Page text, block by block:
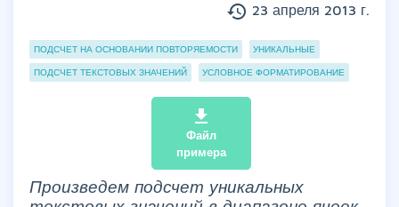
history 23 апреля 2013 г.
Группы статей
ПОДСЧЕТ НА ОСНОВАНИИ ПОВТОРЯЕМОСТИ УНИКАЛЬНЫЕ
ПОДСЧЕТ ТЕКСТОВЫХ ЗНАЧЕНИЙ УСЛОВНОЕ ФОРМАТИРОВАНИЕ
file_download
Файл
примера
Произведем подсчет уникальных